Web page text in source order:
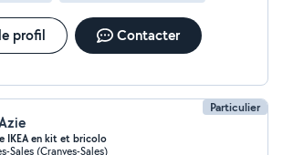
profil Contacter
Particulier
IKEA en kit et bricolo
Sales (Cranves-Sales)